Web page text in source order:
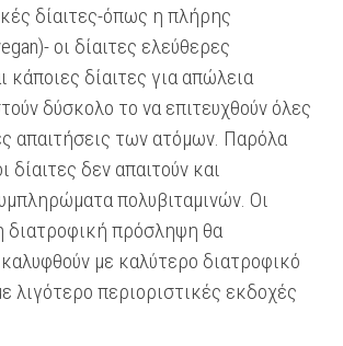
δίαιτες-όπως η πλήρης
οι δίαιτες ελεύθερες
κάποιες δίαιτες για απώλεια
δύσκολο το να επιτευχθούν όλες
απαιτήσεις των ατόμων. Παρόλα
δίαιτες δεν απαιτούν και
πολυβιταμινών. Οι
διατροφική πρόσληψη θα
με καλύτερο διατροφικό
λιγότερο περιοριστικές εκδοχές